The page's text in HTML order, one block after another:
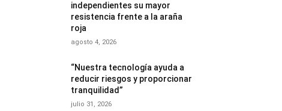
independientes su mayor
resistencia frente a la araña
roja
agosto 4, 2026
“Nuestra tecnología ayuda a
reducir riesgos y proporcionar
tranquilidad”
julio 31, 2026